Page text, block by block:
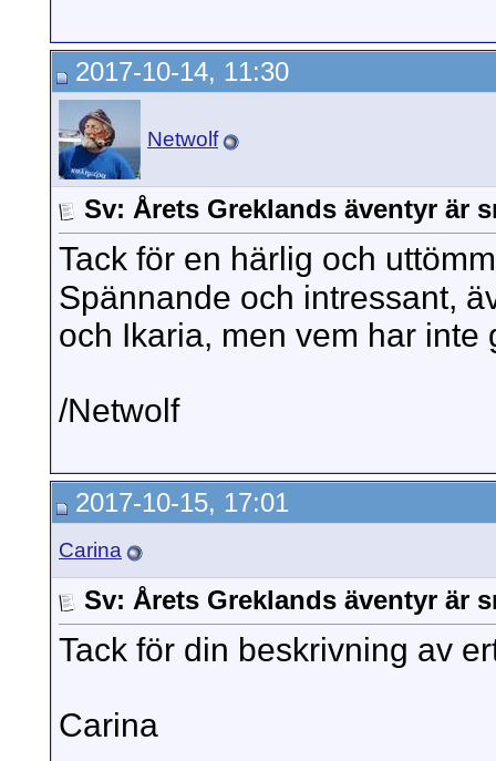
2017-10-14, 11:30
Netwolf
Sv: Årets Greklands äventyr är
Tack för en härlig och
Spännande och intressant,
och Ikaria, men vem har
/Netwolf
2017-10-15, 17:01
Carina
Sv: Årets Greklands äventyr är
Tack för din beskrivning av
Carina